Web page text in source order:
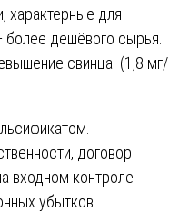
характерные для
дешёвого сырья.
свинца (1,8 мг/
договор
входном контроле
убытков.